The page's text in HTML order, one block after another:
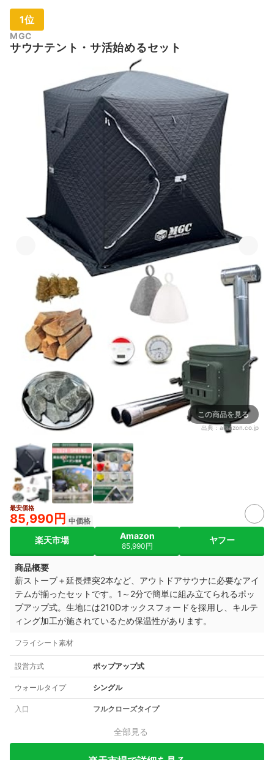
1位
MGC
サウナテント・サ活始めるセット
この商品を見る
出典：amazon.co.jp
最安価格
85,990円 中価格
楽天市場 Amazon
85,990円
ヤフー
商品概要
薪ストーブ＋延長煙突2本など、アウトドアサウナに必要なアイ
テムが揃ったセットです。1～2分で簡単に組み立てられるポッ
プアップ式。生地には210Dオックスフォードを採用し、キルテ
ィング加工が施されているため保温性があります。
フライシート素材
設営方式 ポップアップ式
ウォールタイプ シングル
入口 フルクローズタイプ
全部見る